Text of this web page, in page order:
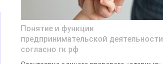
Понятие и функции
предпринимательской деятельности
согласно гк рф